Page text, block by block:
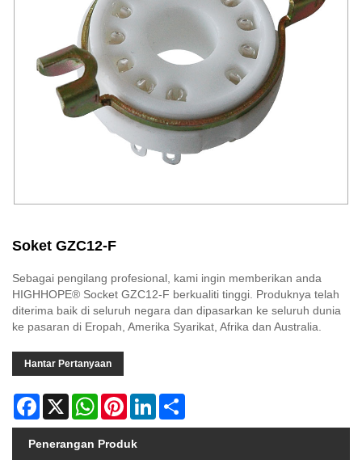
Soket GZC12-F
Sebagai pengilang profesional, kami ingin memberikan anda
HIGHHOPE® Socket GZC12-F berkualiti tinggi. Produknya telah
diterima baik di seluruh negara dan dipasarkan ke seluruh dunia
ke pasaran di Eropah, Amerika Syarikat, Afrika dan Australia.
Hantar Pertanyaan
Facebook
X WhatsAppPinterestLinkedIn
Penerangan Produk